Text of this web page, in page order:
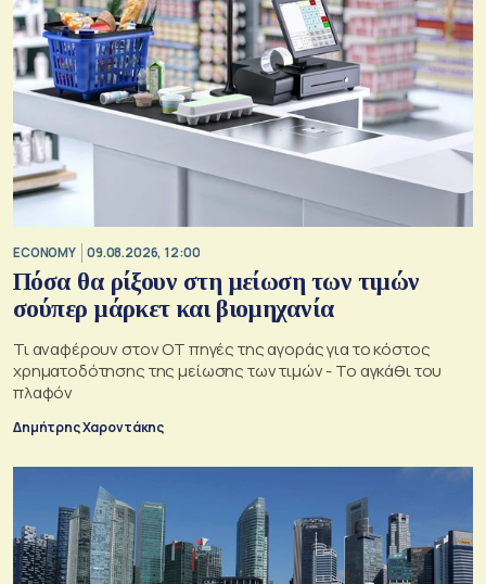
ECONOMY 09.08.2026, 12:00
Πόσα θα ρίξουν στη μείωση των τιμών
σούπερ μάρκετ και βιομηχανία
Τι αναφέρουν στον ΟΤ πηγές της αγοράς για το κόστος
χρηματοδότησης της μείωσης των τιμών - Το αγκάθι του
πλαφόν
Δημήτρης Χαροντάκης